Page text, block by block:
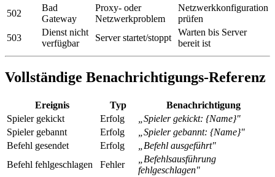
502
Bad
Gateway
Proxy- oder
Netzwerkproblem
Netzwerkkonfiguration
prüfen
503
Dienst nicht
verfügbar
Server startet/stoppt
Warten bis Server
bereit ist
Vollständige Benachrichtigungs-Referenz
Ereignis Typ
Benachrichtigung
Spieler gekickt
Erfolg
„Spieler gekickt: {Name}"
Spieler gebannt
Erfolg
„Spieler gebannt: {Name}"
Befehl gesendet
Erfolg
„Befehl ausgeführt"
Befehl fehlgeschlagen
Fehler
„Befehlsausführung
fehlgeschlagen"